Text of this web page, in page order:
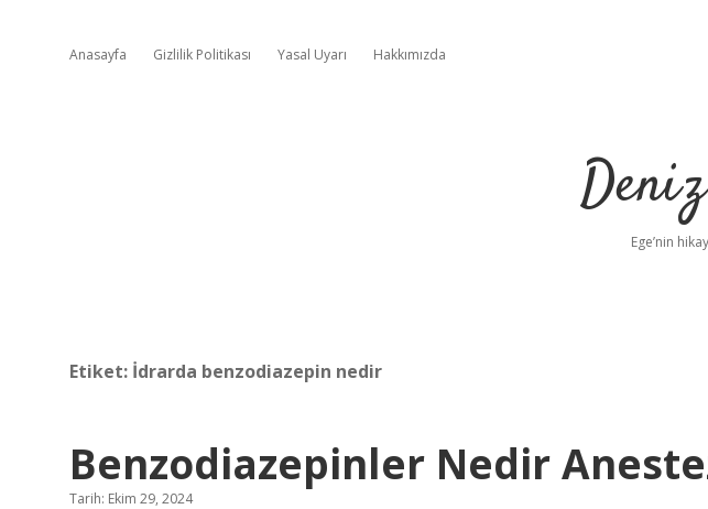
Anasayfa Gizlilik Politikası Yasal Uyarı Hakkımızda
Ege’nin
Etiket: İdrarda benzodiazepin nedir
Benzodiazepinler Nedir
Tarih: Ekim 29, 2024